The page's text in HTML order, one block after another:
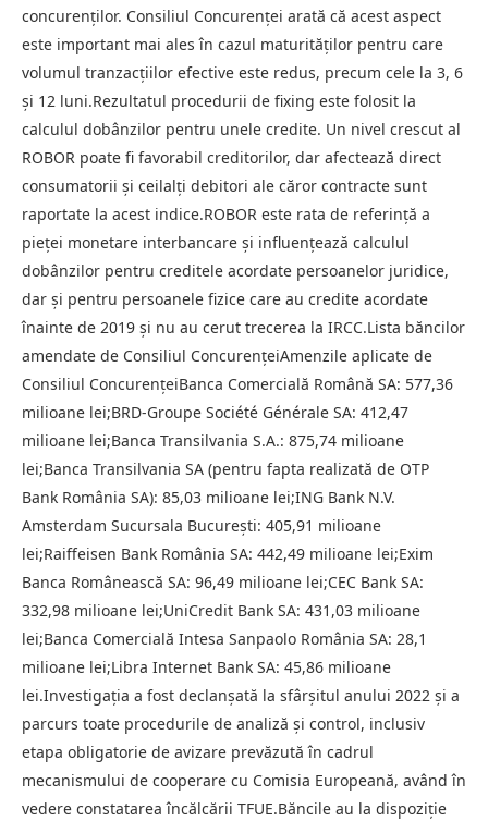
concurenților. Consiliul Concurenței arată că acest aspect
este important mai ales în cazul maturităților pentru care
volumul tranzacțiilor efective este redus, precum cele la 3, 6
și 12 luni.Rezultatul procedurii de fixing este folosit la
calculul dobânzilor pentru unele credite. Un nivel crescut al
ROBOR poate fi favorabil creditorilor, dar afectează direct
consumatorii și ceilalți debitori ale căror contracte sunt
raportate la acest indice.ROBOR este rata de referință a
pieței monetare interbancare și influențează calculul
dobânzilor pentru creditele acordate persoanelor juridice,
dar și pentru persoanele fizice care au credite acordate
înainte de 2019 și nu au cerut trecerea la IRCC.Lista băncilor
amendate de Consiliul ConcurențeiAmenzile aplicate de
Consiliul ConcurențeiBanca Comercială Română SA: 577,36
milioane lei;BRD-Groupe Société Générale SA: 412,47
milioane lei;Banca Transilvania S.A.: 875,74 milioane
lei;Banca Transilvania SA (pentru fapta realizată de OTP
Bank România SA): 85,03 milioane lei;ING Bank N.V.
Amsterdam Sucursala București: 405,91 milioane
lei;Raiffeisen Bank România SA: 442,49 milioane lei;Exim
Banca Românească SA: 96,49 milioane lei;CEC Bank SA:
332,98 milioane lei;UniCredit Bank SA: 431,03 milioane
lei;Banca Comercială Intesa Sanpaolo România SA: 28,1
milioane lei;Libra Internet Bank SA: 45,86 milioane
lei.Investigația a fost declanșată la sfârșitul anului 2022 și a
parcurs toate procedurile de analiză și control, inclusiv
etapa obligatorie de avizare prevăzută în cadrul
mecanismului de cooperare cu Comisia Europeană, având în
vedere constatarea încălcării TFUE.Băncile au la dispoziție